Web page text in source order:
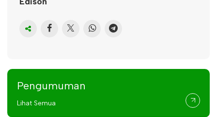
Pengumuman
Lihat Semua